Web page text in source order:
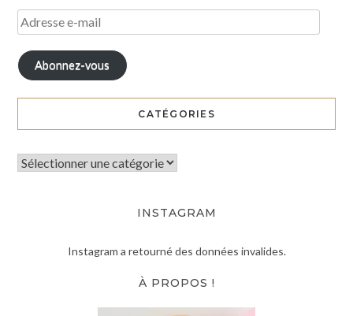
Abonnez-vous
CATÉGORIES
INSTAGRAM
Instagram a retourné des données invalides.
À PROPOS !